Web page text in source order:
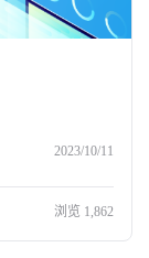
2023/10/11
浏览 1,862